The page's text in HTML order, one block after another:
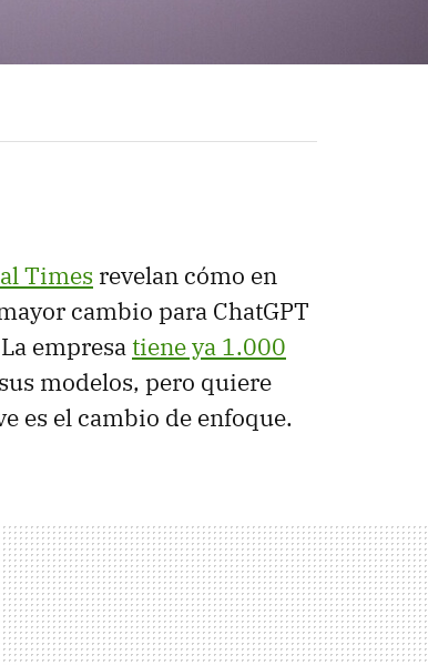
Times revelan cómo en
cambio para ChatGPT
empresatiene ya 1.000
modelos, pero quiere
es el cambio de enfoque.